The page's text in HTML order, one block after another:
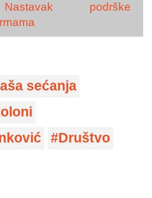
podrške
sećanja
Društvo